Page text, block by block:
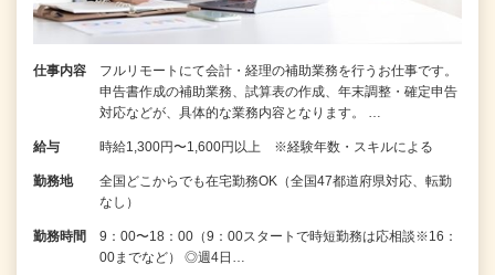
仕事内容
フルリモートにて会計・経理の補助業務を行うお仕事です。
申告書作成の補助業務、試算表の作成、年末調整・確定申告
対応などが、具体的な業務内容となります。 …
給与 時給1,300円〜1,600円以上 ※経験年数・スキルによる
勤務地
全国どこからでも在宅勤務OK（全国47都道府県対応、転勤
なし）
勤務時間
9：00〜18：00（9：00スタートで時短勤務は応相談※16：
00までなど） ◎週4日…